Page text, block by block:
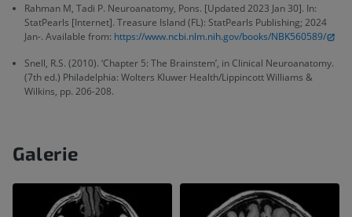
Rahman M, Tadi P. Neuroanatomy, Pons. [Updated 2023 Jan 30]. In:
StatPearls [Internet]. Treasure Island (FL): StatPearls Publishing; 2024
Jan-. Available from: https://www.ncbi.nlm.nih.gov/books/NBK560589/
Snell, R.S. (2010). ‘Chapter 5: The Brainstem’, in Clinical Neuroanatomy.
(7th ed.) Philadelphia: Wolters Kluwer Health/Lippincott Williams &
Wilkins, pp. 206-208.
Galerie